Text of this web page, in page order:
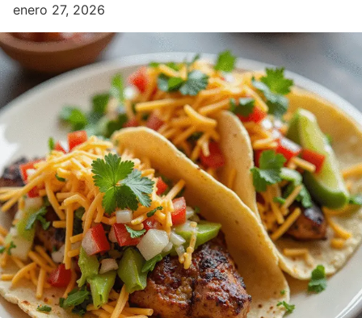
enero 27, 2026